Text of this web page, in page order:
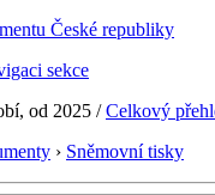
sekce
od 2025 /Celkový
› Sněmovní tisky